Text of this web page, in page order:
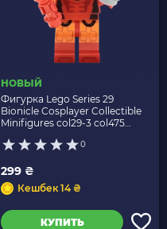
НОВЫЙ
Фигурка Lego Series 29
Bionicle Cosplayer Collectible
Minifigures col29-3 col475
0
299 ₴
Кешбек 14 ₴
КУПИТЬ